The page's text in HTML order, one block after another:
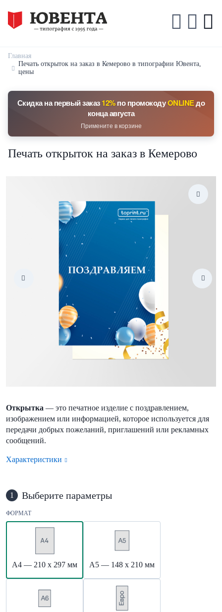
Главная
Печать открыток на заказ в Кемерово в типографии Ювента,
цены
Скидка на первый заказ12%по промокодуONLINEдо
конца августа
Примените в корзине
Печать открыток на заказ в Кемерово
Открытка — это печатное изделие с поздравлением,
изображением или информацией, которое используется для
передачи добрых пожеланий, приглашений или рекламных
сообщений.
Характеристики
1 Выберите параметры
ФОРМАТ
А4 — 210 х 297 мм А5 — 148 х 210 мм